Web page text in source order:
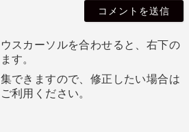
スカーソルを合わせると、右下の
す。
できますので、修正したい場合は
利用ください。